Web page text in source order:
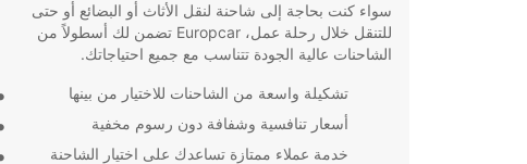
سواء كنت بحاجة إلى شاحنة لنقل الأثاث أو البضائع أو حتى
للتنقل خلال رحلة عمل، Europcar تضمن لك أسطولاً من
الشاحنات عالية الجودة تتناسب مع جميع احتياجاتك.
تشكيلة واسعة من الشاحنات للاختيار من بينها
أسعار تنافسية وشفافة دون رسوم مخفية
خدمة عملاء ممتازة تساعدك على اختيار الشاحنة